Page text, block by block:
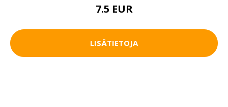
7.5 EUR
LISÄTIETOJA